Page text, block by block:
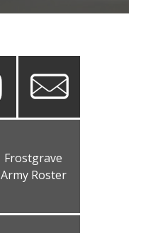
Frostgrave
Army Roster